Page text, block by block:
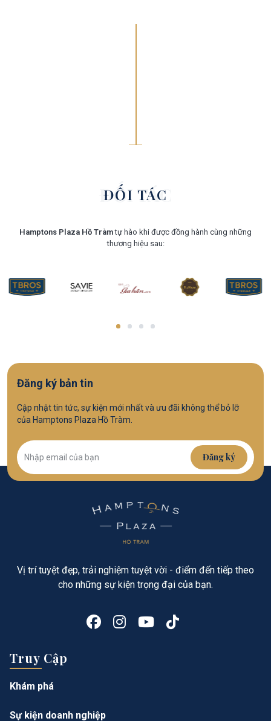
ĐỐI TÁC
ĐỐI TÁC
Hamptons Plaza Hồ Tràmtự hào khi được đồng hành cùng những
thương hiệu sau:
Đăng ký bản tin
Cập nhật tin tức, sự kiện mới nhất và ưu đãi không thể bỏ lỡ
của Hamptons Plaza Hồ Tràm.
Đăng ký
Vị trí tuyệt đẹp, trải nghiệm tuyệt vời - điểm đến tiếp theo
cho những sự kiện trọng đại của bạn.
Truy Cập
Khám phá
Sự kiện doanh nghiệp